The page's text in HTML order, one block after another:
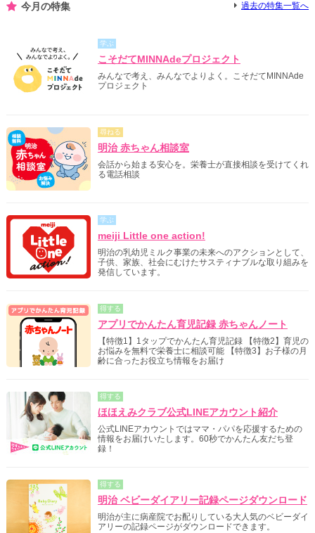
今月の特集 過去の特集一覧へ
学ぶ
こそだてMINNAdeプロジェクト
みんなで考え、みんなでよりよく。こそだてMINNAde
プロジェクト
尋ねる
明治 赤ちゃん相談室
会話から始まる安心を。栄養士が直接相談を受けてくれ
る電話相談
学ぶ
meiji Little one action!
明治の乳幼児ミルク事業の未来へのアクションとして、
子供、家族、社会にむけたサスティナブルな取り組みを
発信しています。
得する
アプリでかんたん育児記録 赤ちゃんノート
【特徴1】1タップでかんたん育児記録 【特徴2】育児の
お悩みを無料で栄養士に相談可能 【特徴3】お子様の月
齢に合ったお役立ち情報をお届け
得する
ほほえみクラブ公式LINEアカウント紹介
公式LINEアカウントではママ・パパを応援するための
情報をお届けいたします。60秒でかんたん友だち登
録！
得する
明治 ベビーダイアリー記録ページダウンロード
明治が主に病産院でお配りしている大人気のベビーダイ
アリーの記録ページがダウンロードできます。